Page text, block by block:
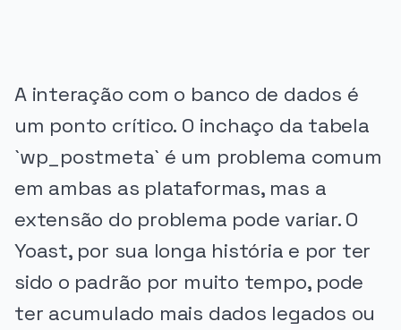
A interação com o banco de dados é
um ponto crítico. O inchaço da tabela
`wp_postmeta` é um problema comum
em ambas as plataformas, mas a
extensão do problema pode variar. O
Yoast, por sua longa história e por ter
sido o padrão por muito tempo, pode
ter acumulado mais dados legados ou